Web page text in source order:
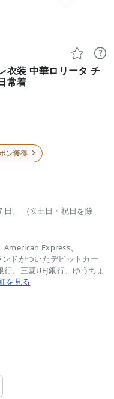
 
衣装 中華ロリータ チ
常着
ン獲得 
日。 （※土日・祝日を除
Express、
ドがついたデビットカー
、三菱UFJ銀行、ゆうちょ
を見る